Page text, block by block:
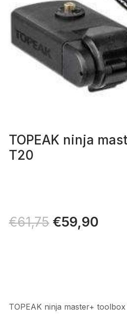
TOPEAK ninja
T20
€61,75 Il
prezzo
€59,90Il
TOPEAK ninja master+